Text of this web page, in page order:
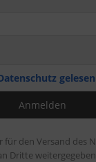
für den Versand des
Dritte